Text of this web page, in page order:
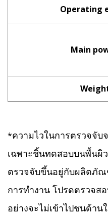
Operating
Main
*ความไวในการตรวจจั
เฉพาะชิ้นทดสอบบนพื้นผิ
ตรวจจับขึ้นอยู่กับผลิตภั
การทำงาน โปรดตรวจ
อย่างจะไม่เข้าไปชนด้าน